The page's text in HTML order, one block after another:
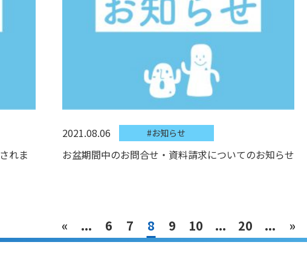
れま
2021.08.06 #お知らせ
お盆期間中のお問合せ・資料請求についてのお知らせ
« ... 6 7 8 9 10 ... 20 ... »